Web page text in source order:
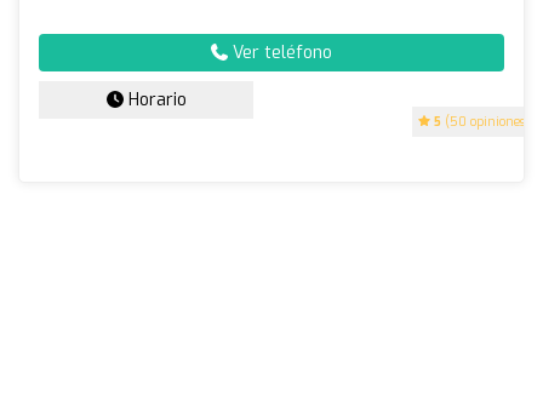
5 (50 opiniones)
Ver teléfono
Horario